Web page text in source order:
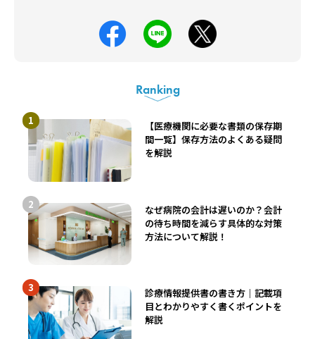
Ranking
【医療機関に必要な書類の保存期
間一覧】保存方法のよくある疑問
を解説
なぜ病院の会計は遅いのか？会計
の待ち時間を減らす具体的な対策
方法について解説！
診療情報提供書の書き方｜記載項
目とわかりやすく書くポイントを
解説